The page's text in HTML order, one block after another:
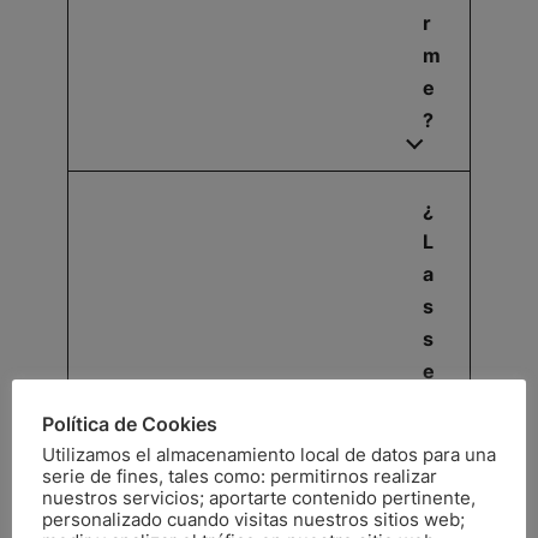
r
m
e
?
¿
L
a
s
s
e
n
e
Política de Cookies
Utilizamos el almacenamiento local de datos para una
serie de fines, tales como: permitirnos realizar
nuestros servicios; aportarte contenido pertinente,
personalizado cuando visitas nuestros sitios web;